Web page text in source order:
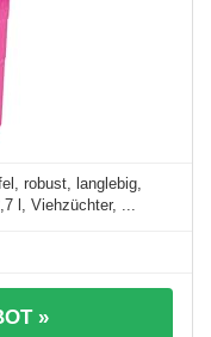
robust, langlebig,
l, Viehzüchter, ...
»